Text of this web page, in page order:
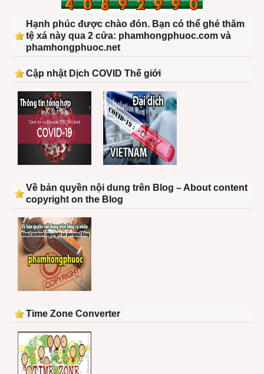
Hạnh phúc được chào đón. Bạn có thể ghé thăm
tệ xá này qua 2 cửa: phamhongphuoc.com và
phamhongphuoc.net
Cập nhật Dịch COVID Thế giới
Về bản quyền nội dung trên Blog – About content
copyright on the Blog
Time Zone Converter